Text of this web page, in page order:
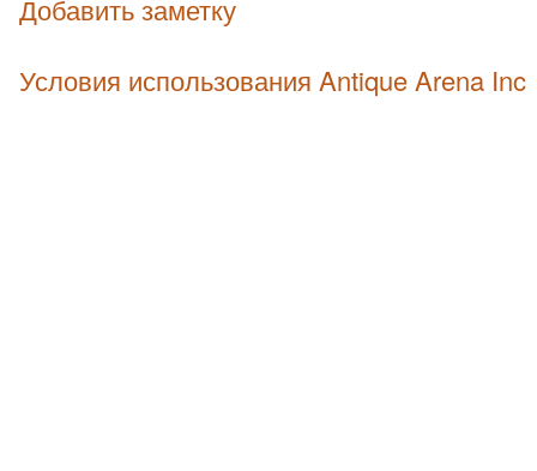
Добавить заметку
Условия использования Antique Arena Inc